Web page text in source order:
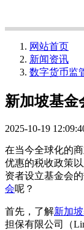
网站首页
新闻资讯
数字货币监
新加坡基金
2025-10-19
在当今全球化的
优惠的税收政策
资者设立基金会
会呢？
首先，了解新加
担保有限公司（